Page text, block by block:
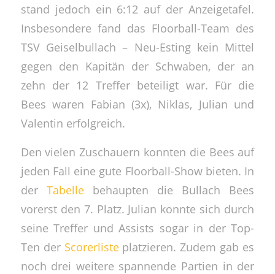
stand jedoch ein 6:12 auf der Anzeigetafel.
Insbesondere fand das Floorball-Team des
TSV Geiselbullach – Neu-Esting kein Mittel
gegen den Kapitän der Schwaben, der an
zehn der 12 Treffer beteiligt war. Für die
Bees waren Fabian (3x), Niklas, Julian und
Valentin erfolgreich.
Den vielen Zuschauern konnten die Bees auf
jeden Fall eine gute Floorball-Show bieten. In
der Tabellebehaupten die Bullach Bees
vorerst den 7. Platz. Julian konnte sich durch
seine Treffer und Assists sogar in der Top-
Ten der Scorerlisteplatzieren. Zudem gab es
noch drei weitere spannende Partien in der